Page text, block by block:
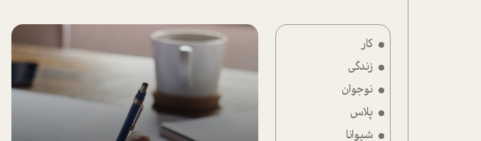
تقویم دیواری
کار
زندگی
نوجوان
پلاس
شیوانا